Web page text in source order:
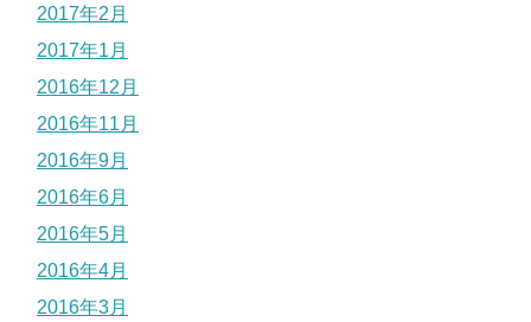
2017年2月
2017年1月
2016年12月
2016年11月
2016年9月
2016年6月
2016年5月
2016年4月
2016年3月